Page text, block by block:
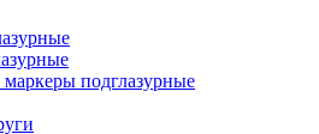
подглазурные